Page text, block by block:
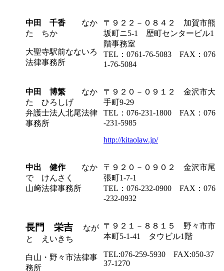
中田 千香 なか
た ちか
大聖寺駅前なないろ
法律事務所
〒９２２－０８４２ 加賀市熊
坂町ニ5-1 歴町センタービル1
階事務室
TEL：0761-76-5083 FAX：076
1-76-5084
中田 博繁 なか
た ひろしげ
弁護士法人北尾法律
事務所
〒９２０－０９１２ 金沢市大
手町9-29
TEL：076-231-1800 FAX：076
-231-5985
http://kitaolaw.jp/
中出 健作なか
で けんさく
山﨑法律事務所
〒９２０－０９０２ 金沢市尾
張町1-7-1
TEL：076-232-0900 FAX：076
-232-0932
長門 栄吉 なが
と えいきち
白山・野々市法律事
務所
〒９２１－８８１５ 野々市市
本町5-1-41 タウビル1階
TEL:076-259-5930 FAX:050-37
37-1270